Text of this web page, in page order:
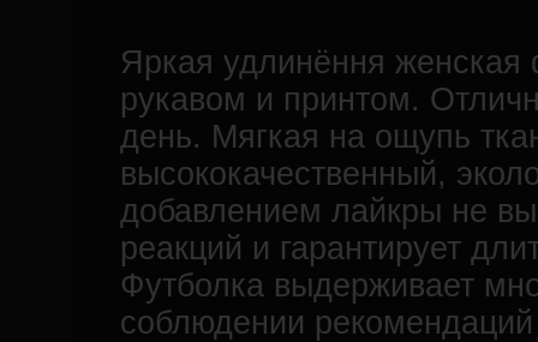
Яркая удлинёння женская
рукавом и принтом.
день. Мягкая на ощупь
высококачественный,
добавлением лайкры не
реакций и гарантирует
Футболка выдерживает
соблюдении рекомендаций